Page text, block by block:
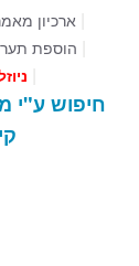
ארכיון|
הוספת
חיפוש ע"י